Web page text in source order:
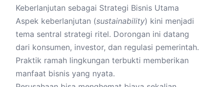
Keberlanjutan sebagai Strategi Bisnis Utama
Aspek keberlanjutan (sustainability) kini menjadi
tema sentral strategi ritel. Dorongan ini datang
dari konsumen, investor, dan regulasi pemerintah.
Praktik ramah lingkungan terbukti memberikan
manfaat bisnis yang nyata.